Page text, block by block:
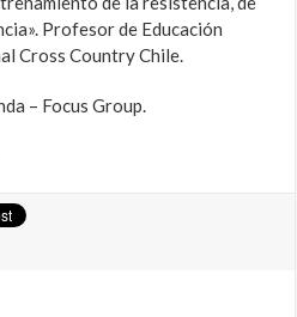
Profesor de Educación
Cross Country Chile.
– Focus Group.